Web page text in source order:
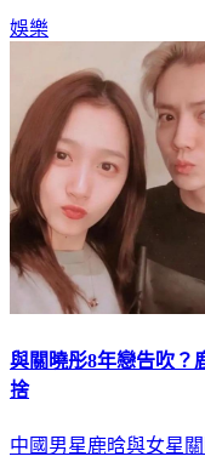
娛樂
與關曉彤8年戀告吹
捨
中國男星鹿晗與女星